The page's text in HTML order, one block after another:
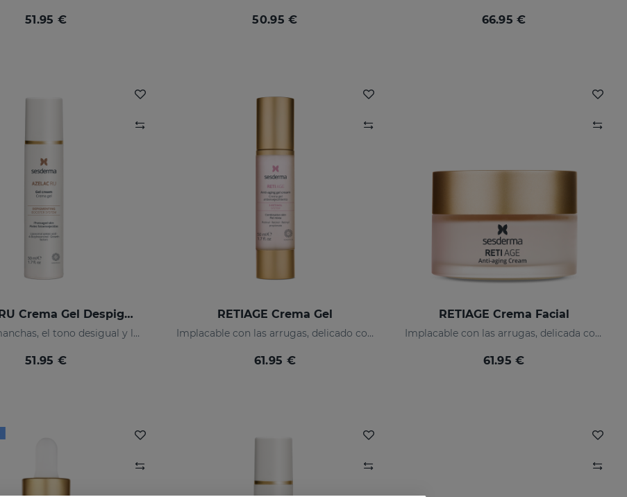
51.95 € 50.95 € 66.95 €
AZELAC RU Crema Gel Despigmentante
Previene manchas, el tono desigual y las arrugas de la piel
51.95 €
RETIAGE Crema Gel
Implacable con las arrugas, delicado con tu piel
61.95 €
RETIAGE Crema Facial
Implacable con las arrugas, delicada con tu piel
61.95 €